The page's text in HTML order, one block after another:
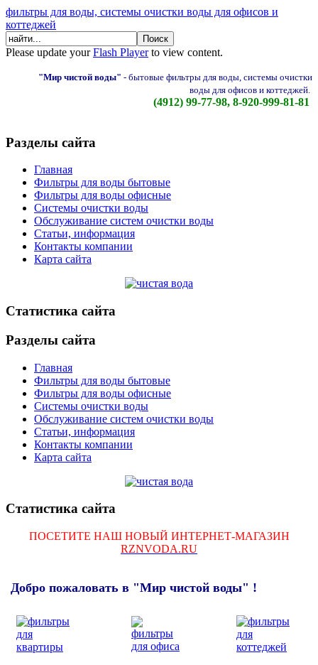
фильтры для воды, системы очистки воды для офисов и
коттеджей
Please update yourFlash Playerto view content.
"Мир чистой воды" - бытовые фильтры для воды, системы очистки
воды для офисов и коттеджей.
(4912) 99-77-98, 8-920-999-81-81
Разделы сайта
Главная
Фильтры для воды бытовые
Фильтры для воды офисные
Системы очистки воды
Обслуживание систем очистки воды
Статьи, информация
Контакты компании
Карта сайта
Статистика сайта
Разделы сайта
Главная
Фильтры для воды бытовые
Фильтры для воды офисные
Системы очистки воды
Обслуживание систем очистки воды
Статьи, информация
Контакты компании
Карта сайта
Статистика сайта
ПОСЕТИТЕ НАШ НОВЫЙ ИНТЕРНЕТ-МАГАЗИН
RZNVODA.RU
Добро пожаловать в "Мир чистой воды" !